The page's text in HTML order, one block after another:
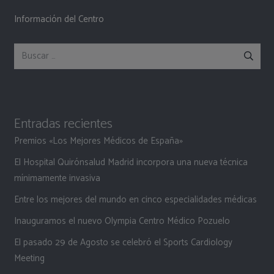
Información del Centro
Buscar:
Entradas recientes
Premios «Los Mejores Médicos de España»
El Hospital Quirónsalud Madrid incorpora una nueva técnica
mínimamente invasiva
Entre los mejores del mundo en cinco especialidades médicas
Inauguramos el nuevo Olympia Centro Médico Pozuelo
El pasado 29 de Agosto se celebró el Sports Cardiology
Meeting